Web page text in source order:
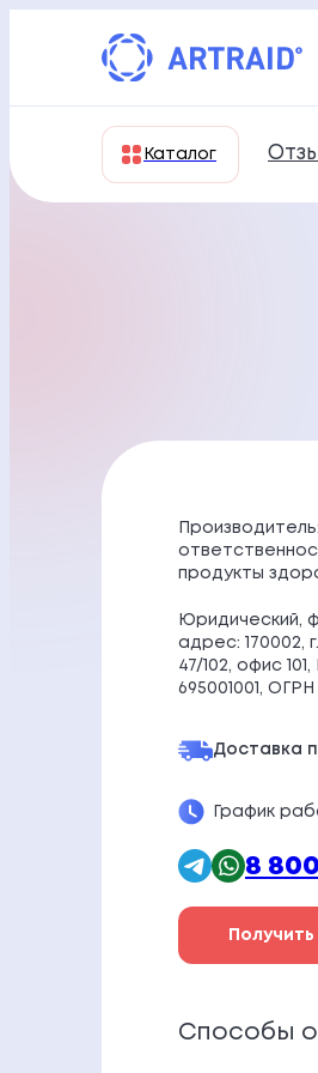
содержимому
Каталог
продукты
Юридический,
адрес: 170002,
47/102, офис
695001001, ОГРН
Доставка
График
8
Способы